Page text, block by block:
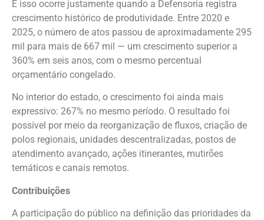
E isso ocorre justamente quando a Defensoria registra
crescimento histórico de produtividade. Entre 2020 e
2025, o número de atos passou de aproximadamente 295
mil para mais de 667 mil — um crescimento superior a
360% em seis anos, com o mesmo percentual
orçamentário congelado.
No interior do estado, o crescimento foi ainda mais
expressivo: 267% no mesmo período. O resultado foi
possível por meio da reorganização de fluxos, criação de
polos regionais, unidades descentralizadas, postos de
atendimento avançado, ações itinerantes, mutirões
temáticos e canais remotos.
Contribuições
A participação do público na definição das prioridades da